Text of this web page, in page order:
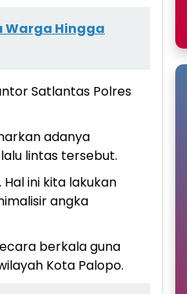
Warga Hingga
Satlantas Polres
adanya
lintas tersebut.
ini kita lakukan
angka
berkala guna
Kota Palopo.